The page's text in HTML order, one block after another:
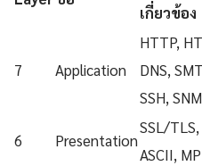
เกี่ยวข้อง
7 Application
HTTP,
DNS,
SSH,
6 Presentation
SSL/TLS,
ASCII,